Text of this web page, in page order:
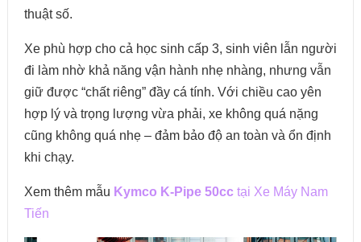
thuật số.
Xe phù hợp cho cả học sinh cấp 3, sinh viên lẫn người
đi làm nhờ khả năng vận hành nhẹ nhàng, nhưng vẫn
giữ được “chất riêng” đầy cá tính. Với chiều cao yên
hợp lý và trọng lượng vừa phải, xe không quá nặng
cũng không quá nhẹ – đảm bảo độ an toàn và ổn định
khi chạy.
Xem thêm mẫu Kymco K-Pipe 50cctại Xe Máy Nam
Tiến